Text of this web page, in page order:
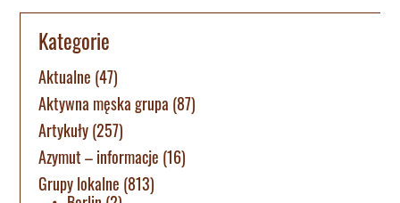
Kategorie
Aktualne (47)
Aktywna męska grupa (87)
Artykuły(257)
Azymut – informacje (16)
Grupy lokalne (813)